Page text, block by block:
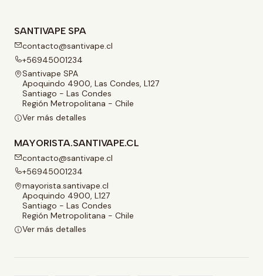
SANTIVAPE SPA
contacto@santivape.cl
+56945001234
Santivape SPA
Apoquindo 4900, Las Condes, L127
Santiago - Las Condes
Región Metropolitana - Chile
Ver más detalles
MAYORISTA.SANTIVAPE.CL
contacto@santivape.cl
+56945001234
mayorista.santivape.cl
Apoquindo 4900, L127
Santiago - Las Condes
Región Metropolitana - Chile
Ver más detalles